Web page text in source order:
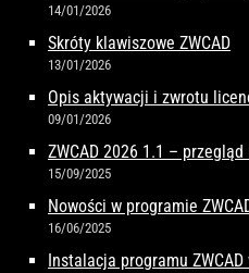
14/01/2026
Skróty klawiszowe ZWCAD
13/01/2026
Opis aktywacji i zwrotu
09/01/2026
ZWCAD 2026 1.1 – przegląd
15/09/2025
Nowości w programie
16/06/2025
Instalacja programu